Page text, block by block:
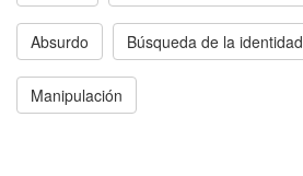
Absurdo Búsqueda de la identidad
Manipulación